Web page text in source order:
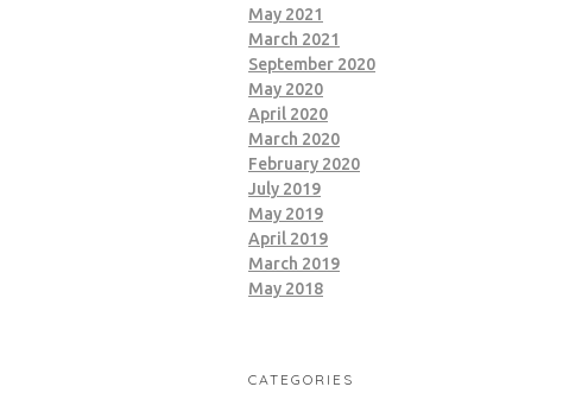
May 2021
March 2021
September 2020
May 2020
April 2020
March 2020
February 2020
July 2019
May 2019
April 2019
March 2019
May 2018
CATEGORIES